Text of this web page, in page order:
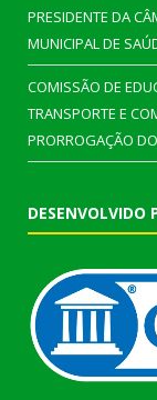
PRESIDENTE DA
MUNICIPAL DE
COMISSÃO DE
TRANSPORTE E
PRORROGAÇÃO
DESENVOLVIDO